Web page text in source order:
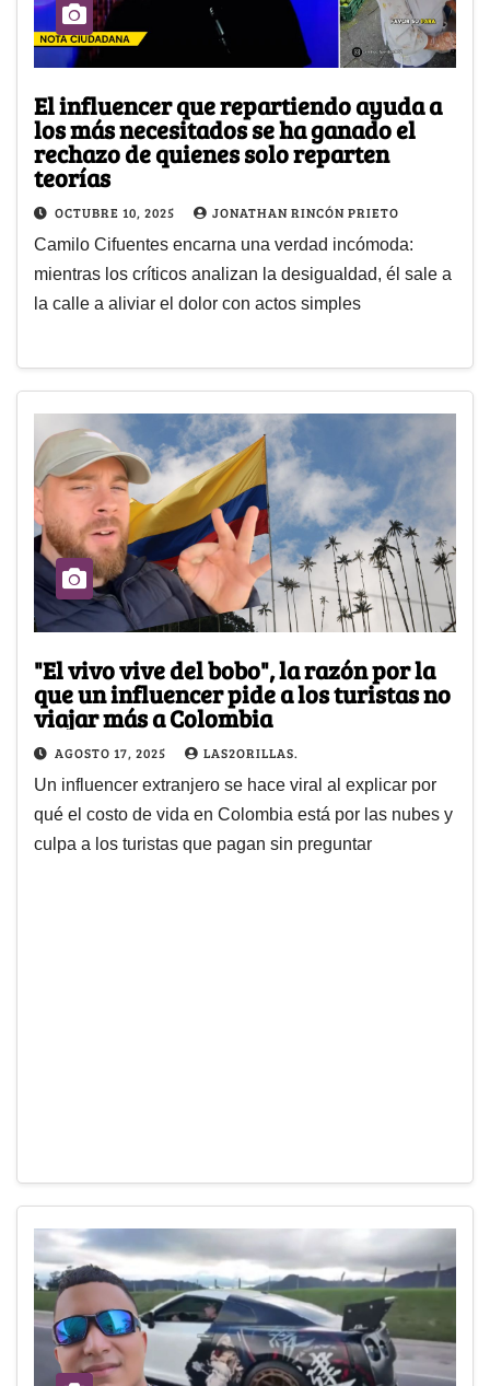
El influencer que repartiendo ayuda a
los más necesitados se ha ganado el
rechazo de quienes solo reparten
teorías
OCTUBRE 10, 2025 JONATHAN RINCÓN PRIETO
Camilo Cifuentes encarna una verdad incómoda:
mientras los críticos analizan la desigualdad, él sale a
la calle a aliviar el dolor con actos simples
"El vivo vive del bobo", la razón por la
que un influencer pide a los turistas no
viajar más a Colombia
AGOSTO 17, 2025 LAS2ORILLAS.
Un influencer extranjero se hace viral al explicar por
qué el costo de vida en Colombia está por las nubes y
culpa a los turistas que pagan sin preguntar